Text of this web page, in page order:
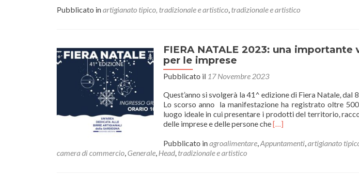
piùCERAMISTI
è
la
nuova
Presidente
di
Confartigianato
Ceramisti
Pubblicato inartigianato tipico, tradizionale e artistico, tradizionale e artistico
FIERA NATALE 2023: una
per le imprese
Pubblicato il 17 Novembre 2023
Quest’anno si svolgerà la 41^ edizione di Fiera Natale, dal
Lo scorso anno la manifestazione ha registrato oltre
luogo ideale in cui presentare i prodotti del territorio,
delle imprese e delle persone cheLeggi
piùFIERA
[…]
Pubblicato inagroalimentare,Appuntamenti,artigianato
camera di commercio, Generale, Head, tradizionale e artistico